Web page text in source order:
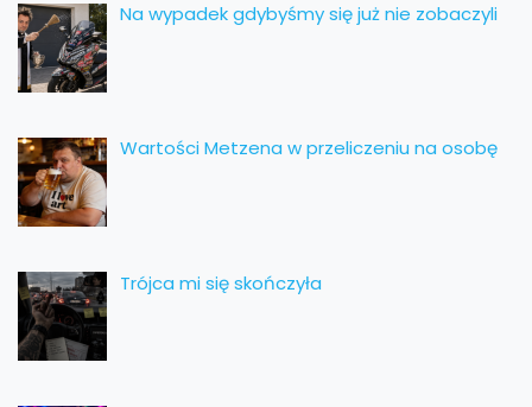
Na wypadek gdybyśmy się już nie zobaczyli
Wartości Metzena w przeliczeniu na osobę
Trójca mi się skończyła